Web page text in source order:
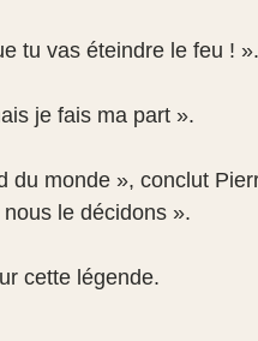
tu vas éteindre le feu ! ».
je fais ma part ».
du monde », conclut
le décidons ».
cette légende.